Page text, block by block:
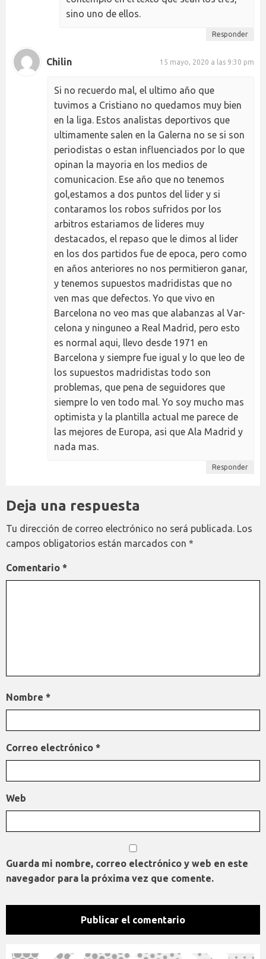
sino uno de ellos.
Responder
Chilin 15 mayo, 2020 a las 9:30 pm
Si no recuerdo mal, el ultimo año que
tuvimos a Cristiano no quedamos muy bien
en la liga. Estos analistas deportivos que
ultimamente salen en la Galerna no se si son
periodistas o estan influenciados por lo que
opinan la mayoria en los medios de
comunicacion. Ese año que no tenemos
gol,estamos a dos puntos del lider y si
contaramos los robos sufridos por los
arbitros estariamos de lideres muy
destacados, el repaso que le dimos al lider
en los dos partidos fue de epoca, pero como
en años anteriores no nos permitieron ganar,
y tenemos supuestos madridistas que no
ven mas que defectos. Yo que vivo en
Barcelona no veo mas que alabanzas al Var-
celona y ninguneo a Real Madrid, pero esto
es normal aqui, llevo desde 1971 en
Barcelona y siempre fue igual y lo que leo de
los supuestos madridistas todo son
problemas, que pena de seguidores que
siempre lo ven todo mal. Yo soy mucho mas
optimista y la plantilla actual me parece de
las mejores de Europa, asi que Ala Madrid y
nada mas.
Responder
Deja una respuesta
Tu dirección de correo electrónico no será publicada. Los
campos obligatorios están marcados con *
Comentario *
Nombre *
Correo electrónico *
Web
Guarda mi nombre, correo electrónico y web en este
navegador para la próxima vez que comente.